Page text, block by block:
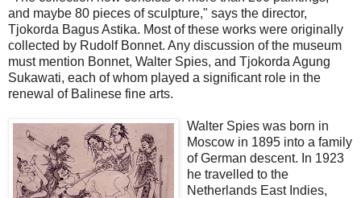
and maybe 80 pieces of sculpture," says the director,
Tjokorda Bagus Astika. Most of these works were originally
collected by Rudolf Bonnet. Any discussion of the museum
must mention Bonnet, Walter Spies, and Tjokorda Agung
Sukawati, each of whom played a significant role in the
renewal of Balinese fine arts.
Walter Spies was born in
Moscow in 1895 into a family
of German descent. In 1923
he travelled to the
Netherlands East Indies,